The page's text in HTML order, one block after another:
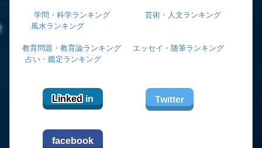
学問・科学ランキング
芸術・人文ランキング
風水ランキング
教育問題・教育論ランキング
エッセイ・随筆ランキング
占い・鑑定ランキング
Linked in Twitter
facebook